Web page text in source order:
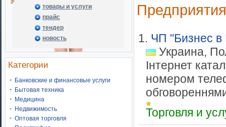
товары и услуги
прайс
тендер
новость
Категории
Банковские и финансовые услуги
Бытовая техника
Медицина
Недвижимость
Оптовая торговля
Предприятия
1. ЧП "Бизнес в
Украина,
Інтернет
номером
Торговля и